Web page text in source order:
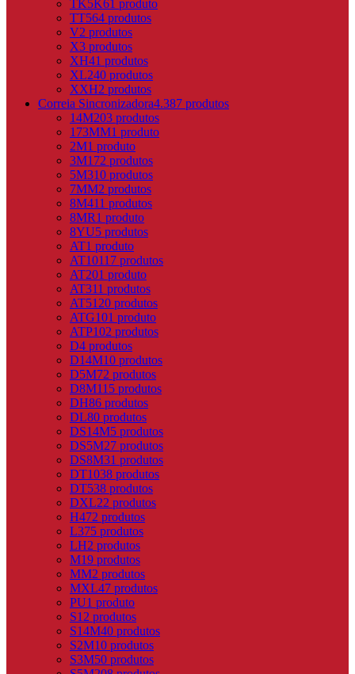
TK5K61 produto
TT564 produtos
V2 produtos
X3 produtos
XH41 produtos
XL240 produtos
XXH2 produtos
Correia Sincronizadora4.387 produtos
14M203 produtos
173MM1 produto
2M1 produto
3M172 produtos
5M310 produtos
7MM2 produtos
8M411 produtos
8MR1 produto
8YU5 produtos
AT1 produto
AT10117 produtos
AT201 produto
AT311 produtos
AT5120 produtos
ATG101 produto
ATP102 produtos
D4 produtos
D14M10 produtos
D5M72 produtos
D8M115 produtos
DH86 produtos
DL80 produtos
DS14M5 produtos
DS5M27 produtos
DS8M31 produtos
DT1038 produtos
DT538 produtos
DXL22 produtos
H472 produtos
L375 produtos
LH2 produtos
M19 produtos
MM2 produtos
MXL47 produtos
PU1 produto
S12 produtos
S14M40 produtos
S2M10 produtos
S3M50 produtos